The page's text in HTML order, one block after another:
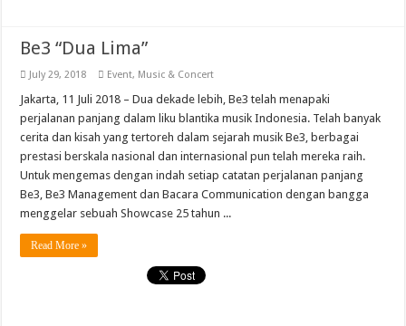
Be3 “Dua Lima”
July 29, 2018 Event, Music & Concert
Jakarta, 11 Juli 2018 – Dua dekade lebih, Be3 telah menapaki
perjalanan panjang dalam liku blantika musik Indonesia. Telah banyak
cerita dan kisah yang tertoreh dalam sejarah musik Be3, berbagai
prestasi berskala nasional dan internasional pun telah mereka raih.
Untuk mengemas dengan indah setiap catatan perjalanan panjang
Be3, Be3 Management dan Bacara Communication dengan bangga
menggelar sebuah Showcase 25 tahun ...
Read More »